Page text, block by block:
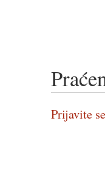
Prijavite